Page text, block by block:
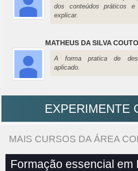
dos conteúdos práticos e
explicar.
MATHEUS DA SILVA COUTO
A forma pratica de
aplicado.
EXPERIMENTE
MAIS CURSOS DA ÁREA
Formação essencial em